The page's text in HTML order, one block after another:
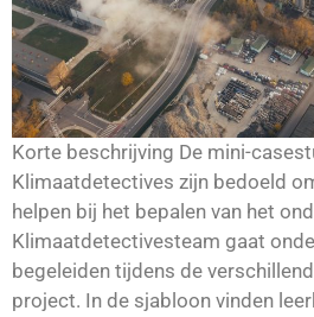
Korte beschrijving De mini-
Klimaatdetectives zijn bedoeld
helpen bij het bepalen van het
Klimaatdetectivesteam gaat
begeleiden tijdens de
project. In de sjabloon vinden